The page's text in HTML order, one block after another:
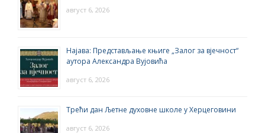
август 6, 2026
Најава: Представљање књиге „Залог за вјечност“
аутора Александра Вујовића
август 6, 2026
Трећи дан Љетне духовне школе у Херцеговини
август 6, 2026